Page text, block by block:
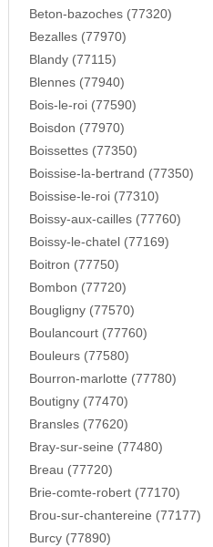
Beton-bazoches (77320)
Bezalles (77970)
Blandy (77115)
Blennes (77940)
Bois-le-roi (77590)
Boisdon (77970)
Boissettes (77350)
Boissise-la-bertrand (77350)
Boissise-le-roi (77310)
Boissy-aux-cailles (77760)
Boissy-le-chatel (77169)
Boitron (77750)
Bombon (77720)
Bougligny (77570)
Boulancourt (77760)
Bouleurs (77580)
Bourron-marlotte (77780)
Boutigny (77470)
Bransles (77620)
Bray-sur-seine (77480)
Breau (77720)
Brie-comte-robert (77170)
Brou-sur-chantereine (77177)
Burcy (77890)